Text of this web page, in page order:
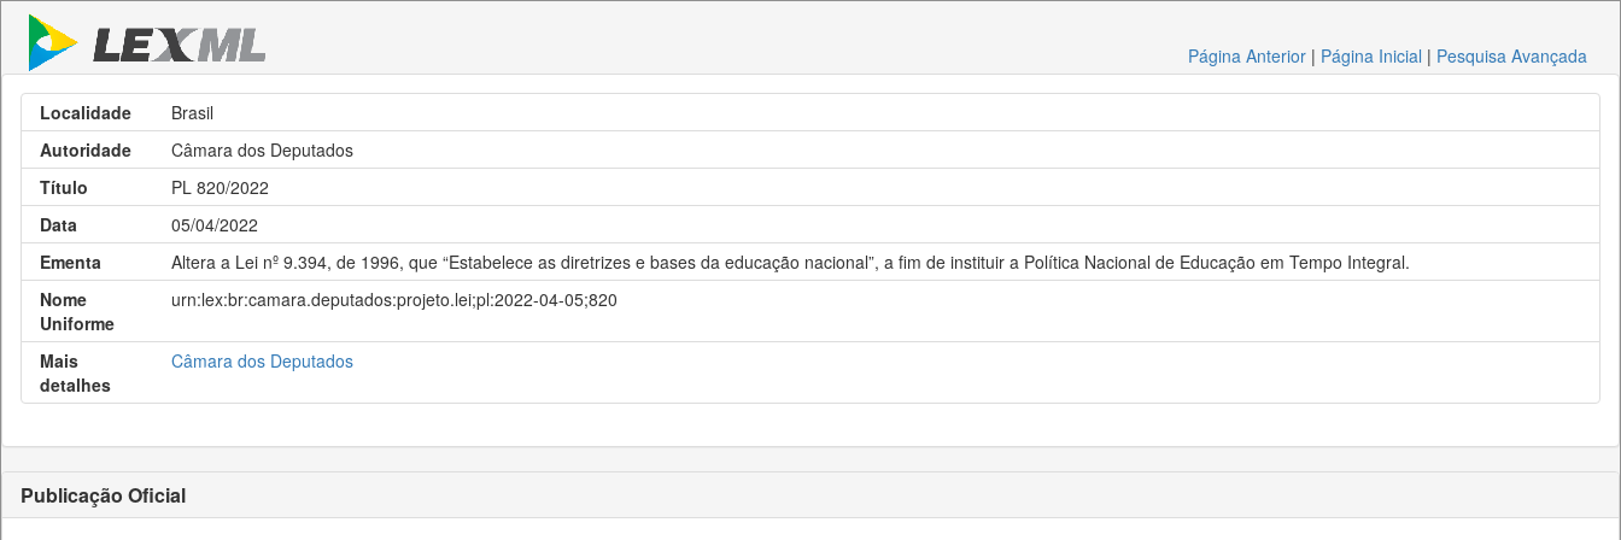
Página Anterior | Página Inicial | Pesquisa Avançada
Localidade
Brasil
Autoridade
Câmara dos Deputados
Título
PL 820/2022
Data
05/04/2022
Ementa
Altera a Lei nº 9.394, de 1996, que “Estabelece as diretrizes e bases da educação nacional”, a fim de instituir a Política Nacional de Educação em Tempo Integral.
Nome
Uniforme
urn:lex:br:camara.deputados:projeto.lei;pl:2022-04-05;820
Mais
detalhes
Câmara dos Deputados
Publicação Oficial